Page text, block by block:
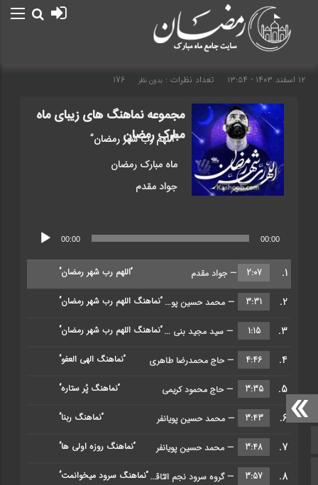
صفحه اصلی
اینستاگرام
۱۲ اسفند ۱۴۰۳ - ۱۳:۵۴ تعداد نظرات : بدون نظر
مجموعه نماهنگ های زیبای ماه
مبارک رمضان
“اللهم رب شهر رمضان”
ماه مبارک رمضان
جواد مقدم
صوت
00:00 00:00
1. “اللهم رب شهر رمضان” — جواد مقدم 2:07
2. “نماهنگ اللهم رب شهر رمضان” — محمد حسین پویانفر 3:31
3. “نماهنگ اللهم رب شهر رمضان” — سید مجید بنی فاطمه 1:15
4. “نماهنگ الهی العفو” — حاج محمدرضا طاهری 4:46
5. “نماهنگ پُر ستاره” — حاج محمود کریمی 3:35
6. “نماهنگ ربنا” — محمد حسین پویانفر 3:43
7. “نماهنگ روزه اولی ها” — محمد حسین پویانفر 3:48
8. “نماهنگ سرود میخوانمت” — گروه سرود نجم الثاقب 3:57